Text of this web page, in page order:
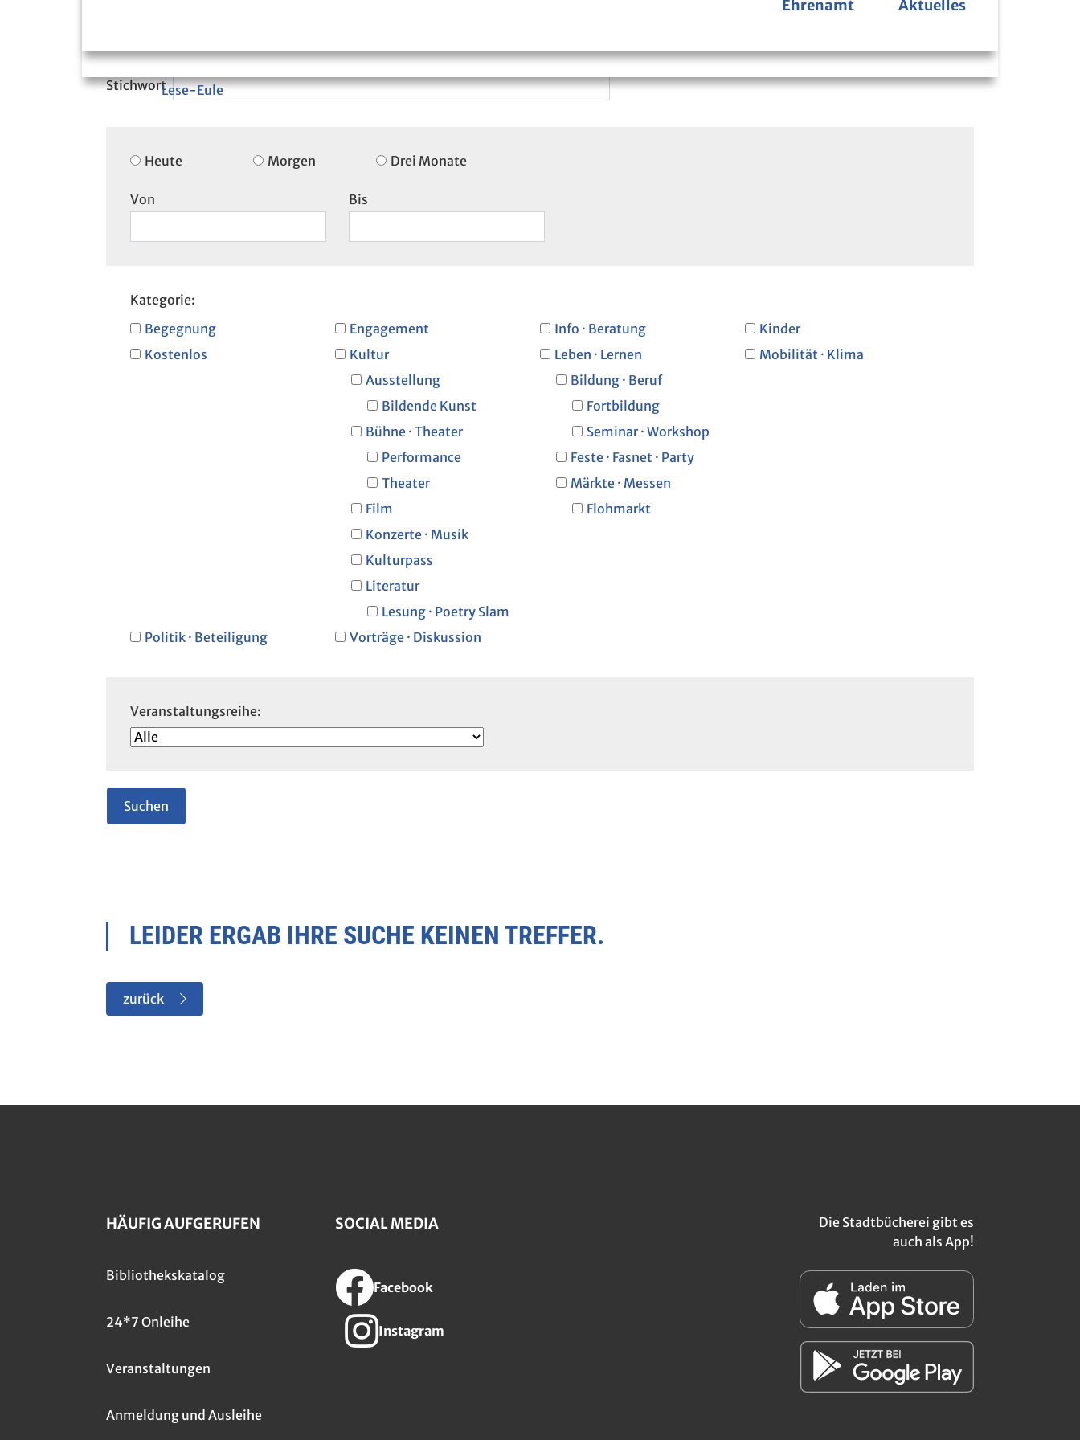
Lese-Eule
Ehrenamt Aktuelles
Heute Morgen Drei Monate
Von Bis
Kategorie:
Begegnung
Engagement Info · Beratung
Kinder
Kostenlos
Kultur
Ausstellung
Bildende Kunst
Bühne · Theater
Performance
Theater
Film
Konzerte · Musik
Kulturpass
Literatur
Lesung · Poetry Slam
Leben · Lernen
Bildung · Beruf
Fortbildung
Seminar · Workshop
Feste · Fasnet · Party
Märkte · Messen
Flohmarkt
Mobilität · Klima
Politik · Beteiligung Vorträge · Diskussion
Veranstaltungsreihe:
LEIDER ERGAB IHRE SUCHE KEINEN TREFFER.
zurück
HÄUFIG AUFGERUFEN
Bibliothekskatalog
24*7 Onleihe
Veranstaltungen
Anmeldung und Ausleihe
SOCIAL MEDIA
Facebook
Instagram
Die Stadtbücherei gibt es
auch als App!